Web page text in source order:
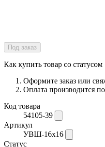
Под заказ
Как купить товар со статусом
Оформите заказ или
Оплата производится
Код товара
54105-39
Артикул
УВШ-16х16
Статус